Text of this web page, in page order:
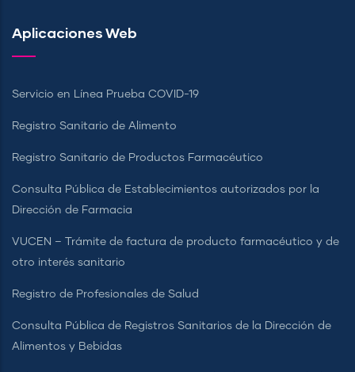
Aplicaciones Web
Servicio en Línea Prueba COVID-19
Registro Sanitario de Alimento
Registro Sanitario de Productos Farmacéutico
Consulta Pública de Establecimientos autorizados por la
Dirección de Farmacia
VUCEN – Trámite de factura de producto farmacéutico y de
otro interés sanitario
Registro de Profesionales de Salud
Consulta Pública de Registros Sanitarios de la Dirección de
Alimentos y Bebidas